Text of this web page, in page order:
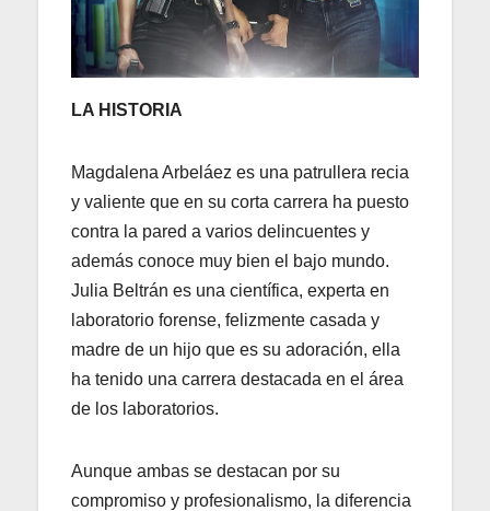
LA HISTORIA
Magdalena Arbeláez es una patrullera recia
y valiente que en su corta carrera ha puesto
contra la pared a varios delincuentes y
además conoce muy bien el bajo mundo.
Julia Beltrán es una científica, experta en
laboratorio forense, felizmente casada y
madre de un hijo que es su adoración, ella
ha tenido una carrera destacada en el área
de los laboratorios.
Aunque ambas se destacan por su
compromiso y profesionalismo, la diferencia